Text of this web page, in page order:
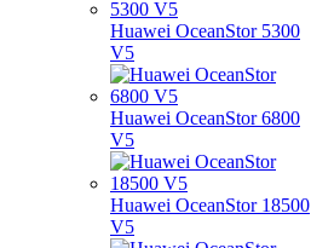
Huawei OceanStor 5300
V5
Huawei OceanStor 6800
V5
Huawei OceanStor 18500
V5